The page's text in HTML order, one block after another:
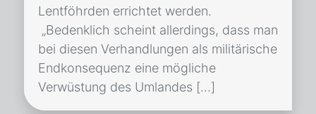
Lentföhrden errichtet werden.
„Bedenklich scheint allerdings, dass man
bei diesen Verhandlungen als militärische
Endkonsequenz eine mögliche
Verwüstung des Umlandes […]